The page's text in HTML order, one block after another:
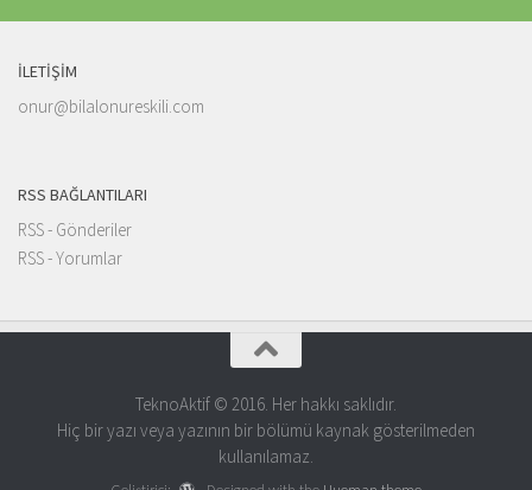
İLETIŞIM
onur@bilalonureskili.com
RSS BAĞLANTILARI
RSS - Gönderiler
RSS - Yorumlar
TeknoAktif © 2016. Her hakkı saklıdır.
Hiç bir yazı veya yazının bir bölümü kaynak gösterilmeden
kullanılamaz.